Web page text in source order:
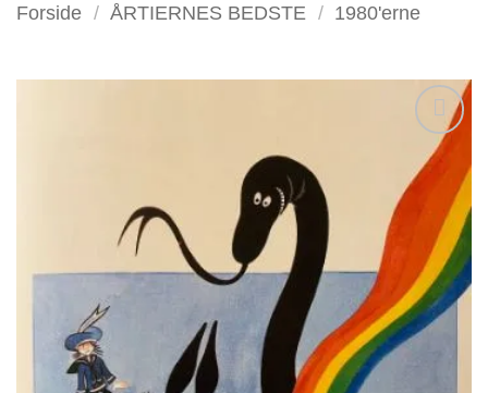
Forside / ÅRTIERNES BEDSTE / 1980'erne
Tilføj
som
favorit